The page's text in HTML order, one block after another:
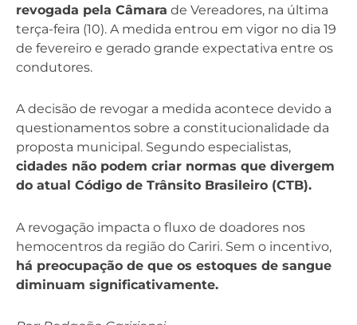
revogada pela Câmara de Vereadores, na última
terça-feira (10). A medida entrou em vigor no dia 19
de fevereiro e gerado grande expectativa entre os
condutores.
A decisão de revogar a medida acontece devido a
questionamentos sobre a constitucionalidade da
proposta municipal. Segundo especialistas,
cidades não podem criar normas que divergem
do atual Código de Trânsito Brasileiro (CTB).
A revogação impacta o fluxo de doadores nos
hemocentros da região do Cariri. Sem o incentivo,
há preocupação de que os estoques de sangue
diminuam significativamente.